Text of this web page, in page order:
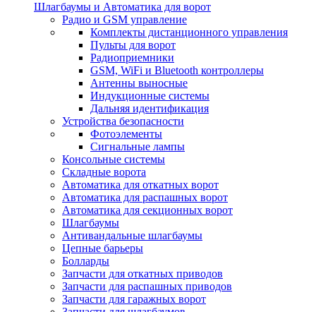
Шлагбаумы и Автоматика для ворот
Радио и GSM управление
Комплекты дистанционного управления
Пульты для ворот
Радиоприемники
GSM, WiFi и Bluetooth контроллеры
Антенны выносные
Индукционные системы
Дальняя идентификация
Устройства безопасности
Фотоэлементы
Сигнальные лампы
Консольные системы
Складные ворота
Автоматика для откатных ворот
Автоматика для распашных ворот
Автоматика для секционных ворот
Шлагбаумы
Антивандальные шлагбаумы
Цепные барьеры
Болларды
Запчасти для откатных приводов
Запчасти для распашных приводов
Запчасти для гаражных ворот